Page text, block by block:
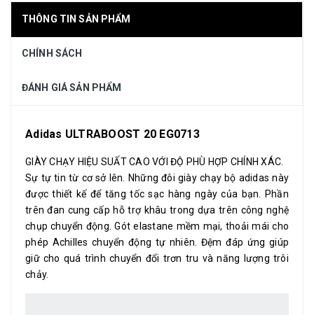
THÔNG TIN SẢN PHẨM
CHÍNH SÁCH
ĐÁNH GIÁ SẢN PHẨM
Adidas ULTRABOOST 20 EG0713
GIÀY CHẠY HIỆU SUẤT CAO VỚI ĐỘ PHÙ HỢP CHÍNH XÁC.
Sự tự tin từ cơ sở lên. Những đôi giày chạy bộ adidas này
được thiết kế để tăng tốc sạc hàng ngày của bạn. Phần
trên đan cung cấp hỗ trợ khâu trong dựa trên công nghệ
chụp chuyển động. Gót elastane mềm mại, thoải mái cho
phép Achilles chuyển động tự nhiên. Đệm đáp ứng giúp
giữ cho quá trình chuyển đổi trơn tru và năng lượng trôi
chảy.